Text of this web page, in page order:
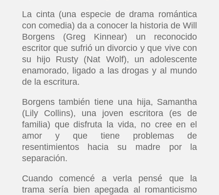
La cinta (una especie de drama romántica
con comedia) da a conocer la historia de Will
Borgens (Greg Kinnear) un reconocido
escritor que sufrió un divorcio y que vive con
su hijo Rusty (Nat Wolf), un adolescente
enamorado, ligado a las drogas y al mundo
de la escritura.
Borgens también tiene una hija, Samantha
(Lily Collins), una joven escritora (es de
familia) que disfruta la vida, no cree en el
amor y que tiene problemas de
resentimientos hacia su madre por la
separación.
Cuando comencé a verla pensé que la
trama sería bien apegada al romanticismo